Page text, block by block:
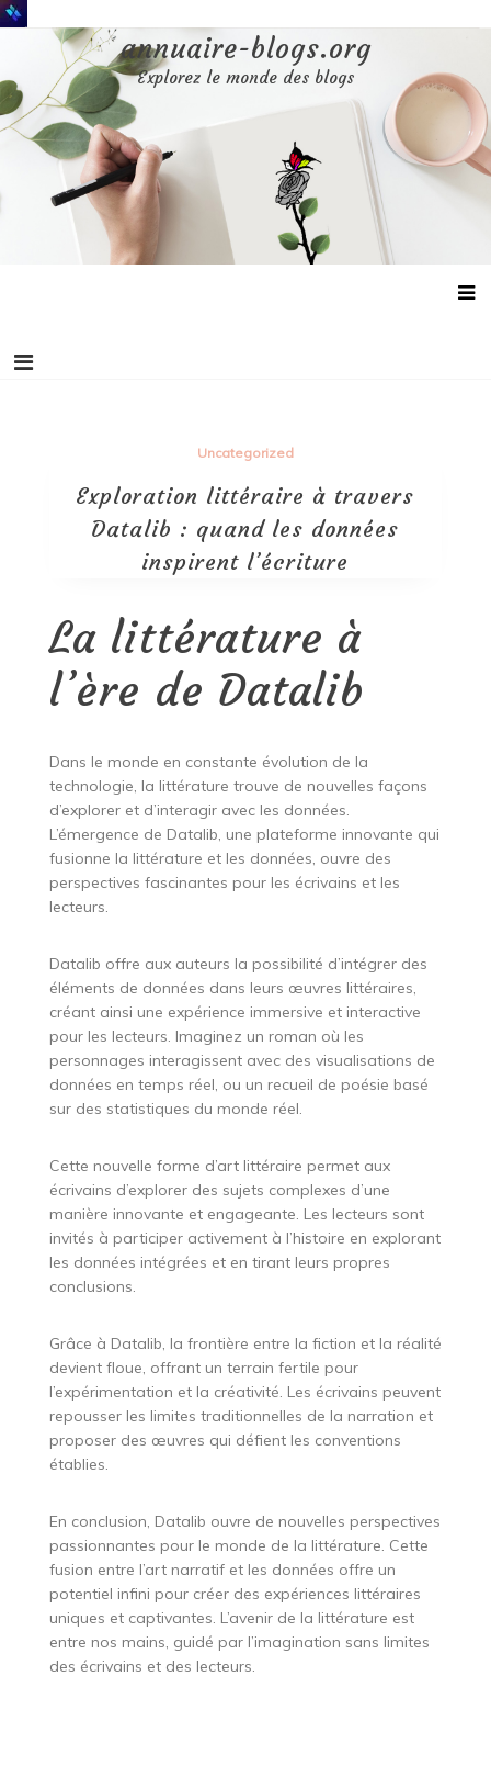
Aller
au
annuaire-blogs.org
Explorez le monde des blogs
Uncategorized
Exploration littéraire à travers
Datalib : quand les données
inspirent l’écriture
La littérature à
l’ère de Datalib
Dans le monde en constante évolution de la
technologie, la littérature trouve de nouvelles façons
d’explorer et d’interagir avec les données.
L’émergence de Datalib, une plateforme innovante qui
fusionne la littérature et les données, ouvre des
perspectives fascinantes pour les écrivains et les
lecteurs.
Datalib offre aux auteurs la possibilité d’intégrer des
éléments de données dans leurs œuvres littéraires,
créant ainsi une expérience immersive et interactive
pour les lecteurs. Imaginez un roman où les
personnages interagissent avec des visualisations de
données en temps réel, ou un recueil de poésie basé
sur des statistiques du monde réel.
Cette nouvelle forme d’art littéraire permet aux
écrivains d’explorer des sujets complexes d’une
manière innovante et engageante. Les lecteurs sont
invités à participer activement à l’histoire en explorant
les données intégrées et en tirant leurs propres
conclusions.
Grâce à Datalib, la frontière entre la fiction et la réalité
devient floue, offrant un terrain fertile pour
l’expérimentation et la créativité. Les écrivains peuvent
repousser les limites traditionnelles de la narration et
proposer des œuvres qui défient les conventions
établies.
En conclusion, Datalib ouvre de nouvelles perspectives
passionnantes pour le monde de la littérature. Cette
fusion entre l’art narratif et les données offre un
potentiel infini pour créer des expériences littéraires
uniques et captivantes. L’avenir de la littérature est
entre nos mains, guidé par l’imagination sans limites
des écrivains et des lecteurs.